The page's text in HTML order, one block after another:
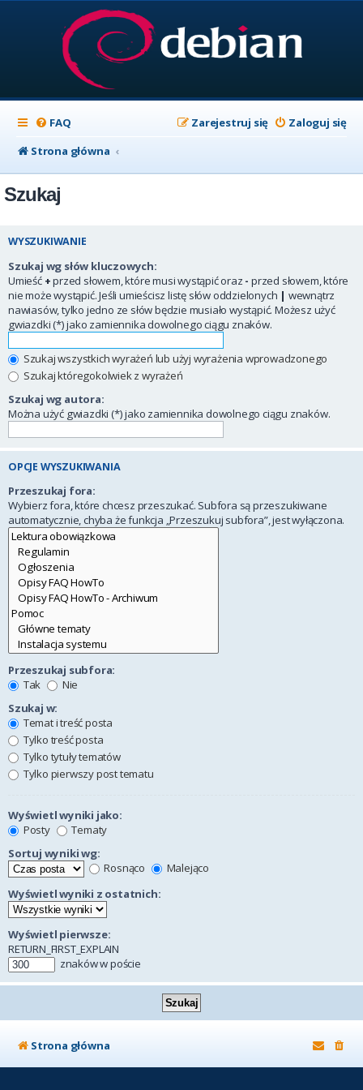
FAQ Zaloguj się
Zarejestruj się
Strona główna
Szukaj
WYSZUKIWANIE
Szukaj wg słów kluczowych:
Umieść +przed słowem, które musi wystąpić oraz - przed słowem, które
nie może wystąpić. Jeśli umieścisz listę słów oddzielonych | wewnątrz
nawiasów, tylko jedno ze słów będzie musiało wystąpić. Możesz użyć
gwiazdki (*) jako zamiennika dowolnego ciągu znaków.
Szukaj wszystkich wyrażeń lub użyj wyrażenia wprowadzonego
Szukaj któregokolwiek z wyrażeń
Szukaj wg autora:
Można użyć gwiazdki (*) jako zamiennika dowolnego ciągu znaków.
OPCJE WYSZUKIWANIA
Przeszukaj fora:
Wybierz fora, które chcesz przeszukać. Subfora są przeszukiwane
automatycznie, chyba że funkcja „Przeszukuj subfora”, jest wyłączona.
Przeszukaj subfora:
Tak
Nie
Szukaj w:
Temat i treść posta
Tylko treść posta
Tylko tytuły tematów
Tylko pierwszy post tematu
Wyświetl wyniki jako:
Posty
Tematy
Sortuj wyniki wg:
Rosnąco
Malejąco
Wyświetl wyniki z ostatnich:
Wyświetl pierwsze:
RETURN_FIRST_EXPLAIN
znaków w poście
Strona główna